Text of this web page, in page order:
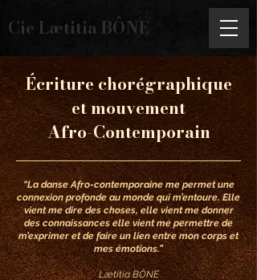
Cie Lætitia BÔNE
Écriture chorégraphique
et mouvement
Afro-Contemporain
“La danse Afro-contemporaine me permet une
connexion profonde au monde qui m’entoure. Elle
vient me dire des choses, elle vient me donner
des connaissances elle vient me permettre de
m’exprimer et de faire un lien entre mon corps et
mes émotions.”
Lætitia BÔNE